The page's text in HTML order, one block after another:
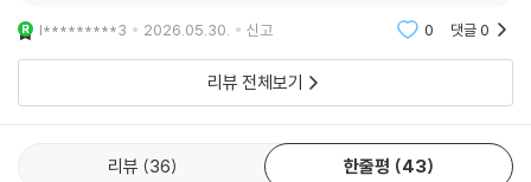
l*********3 2026.05.30. 신고 0 댓글0
리뷰 전체보기
리뷰 36 한줄평 43